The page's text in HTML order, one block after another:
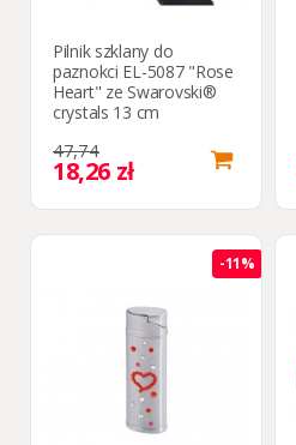
Pilnik szklany do
paznokci EL-5087 "Rose
Heart" ze Swarovski®
crystals 13 cm
47,74
18,26 zł
-11%